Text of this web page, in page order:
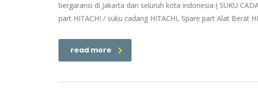
bergaransi di Jakarta dan seluruh kota indonesia ( SUKU
part HITACHI / suku cadang HITACHI, Spare part Alat Berat
read more